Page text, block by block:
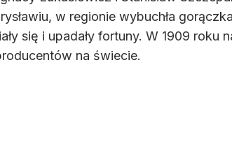
w regionie wybuchła
się i upadały fortuny. W 1909 roku
na świecie.